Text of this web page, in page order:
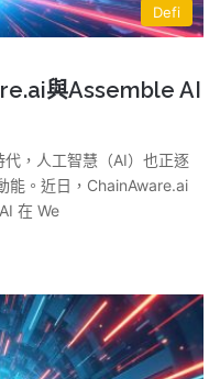
Defi
與Assemble AI
，人工智慧（AI）也正逐
能。近日，ChainAware.ai
在 We